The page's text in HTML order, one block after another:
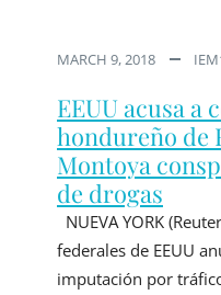
MARCH 9, 2018
EEUU acusa a
hondureño de
Montoya
de drogas
NUEVA YORK
federales de EEUU
imputación por